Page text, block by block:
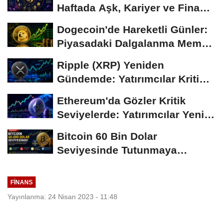
Haftada Aşk, Kariyer ve Finans
Dogecoin'de Hareketli Günler:
Piyasadaki Dalgalanma Meme
Ripple (XRP) Yeniden
Gündemde: Yatırımcılar Kritik
Ethereum'da Gözler Kritik
Seviyelerde: Yatırımcılar Yeni
Bitcoin 60 Bin Dolar
Seviyesinde Tutunmaya
FINANS
Yayınlanma: 24 Nisan 2023 - 11:48